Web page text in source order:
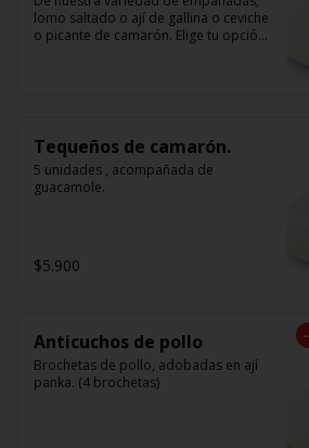
lomo saltado o ají de gallina o ceviche
o picante de camarón. Elige tu opción
Tequeños de camarón.
5 unidades , acompañada de
guacamole.
$5.900
-
Anticuchos de pollo
Brochetas de pollo, adobadas en ají
panka. (4 brochetas)